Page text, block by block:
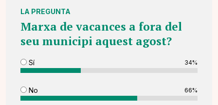
LA PREGUNTA
Marxa de vacances a fora del
seu municipi aquest agost?
Sí 34%
No 66%